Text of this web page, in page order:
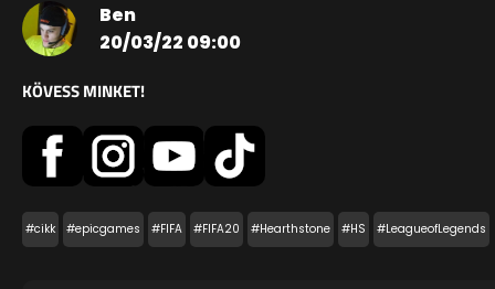
Ben
20/03/22 09:00
KÖVESS MINKET!
#cikk #epicgames #FIFA #FIFA20 #Hearthstone #HS #LeagueofLegends